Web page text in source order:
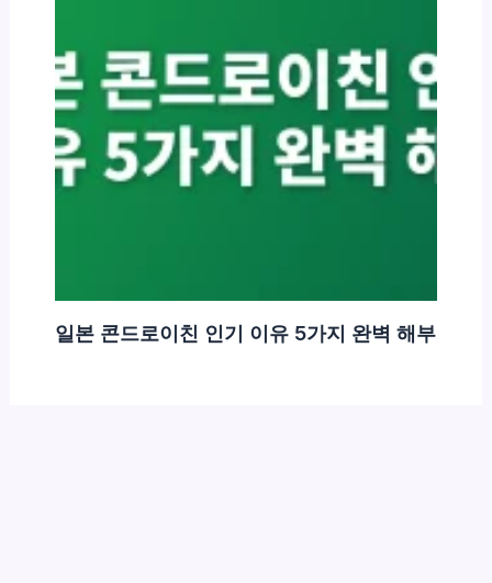
일본 콘드로이친 인기 이유 5가지 완벽 해부